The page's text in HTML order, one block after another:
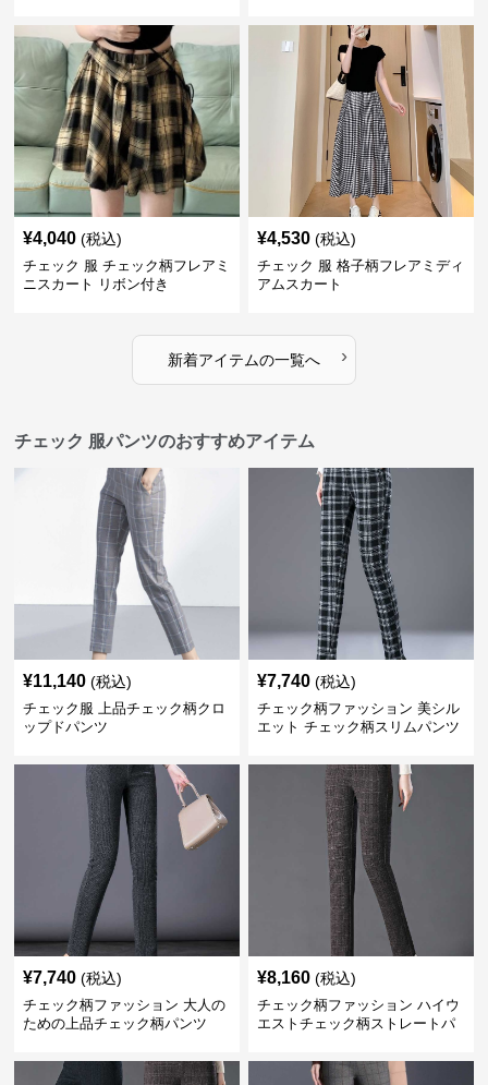
¥4,040 (税込)
チェック 服 チェック柄フレアミ
ニスカート リボン付き
¥4,530 (税込)
チェック 服 格子柄フレアミディ
アムスカート
新着アイテムの一覧へ ›
チェック 服パンツのおすすめアイテム
¥11,140 (税込)
チェック服 上品チェック柄クロ
ップドパンツ
¥7,740 (税込)
チェック柄ファッション 美シル
エット チェック柄スリムパンツ
¥7,740 (税込)
チェック柄ファッション 大人の
ための上品チェック柄パンツ
¥8,160 (税込)
チェック柄ファッション ハイウ
エストチェック柄ストレートパ